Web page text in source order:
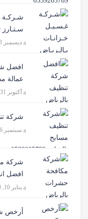
شـركـة
سـتـارز 0539205789
ديسمبر 23, 2020
عمالة
أكتوبر 31, 2020
شركة
سبتمبر 6, 2020
افضل
يناير 10, 2020
أرخص